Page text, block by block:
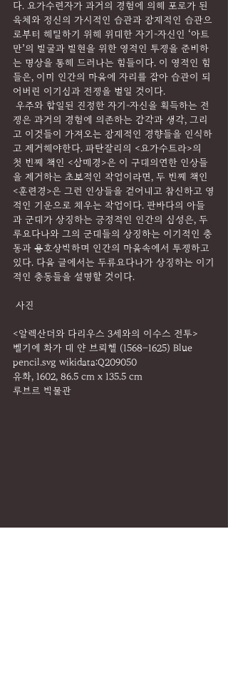
다. 요가수련자가 과거의 경험에 의해 포로가 된
육체와 정신의 가시적인 습관과 잠재적인 습관으
로부터 해탈하기 위해 위대한 자기-자신인 ‘아트
만’의 발굴과 발현을 위한 영적인 투쟁을 준비하
는 명상을 통해 드러나는 힘들이다. 이 영적인 힘
들은, 이미 인간의 마음에 자리를 잡아 습관이 되
어버린 이기심과 전쟁을 벌일 것이다.
쟁은 과거의 경험에 의존하는 감각과 생각, 그리
고 이것들이 가져오는 잠재적인 경향들을 인식하
고 제거해야한다. 파탄잘리의 <요가수트라>의
첫 번째 책인 <삼매경>은 이 구태의연한 인상들
을 제거하는 초보적인 작업이라면, 두 번째 책인
<훈련경>은 그런 인상들을 걷어내고 참신하고 영
적인 기운으로 채우는 작업이다. 판바다의 아들
과 군대가 상징하는 긍정적인 인간의 심성은, 두
루요다나와 그의 군대들의 상징하는 이기적인 충
동과 용호상박하며 인간의 마음속에서 투쟁하고
있다. 다음 글에서는 두류요다나가 상징하는 이기
적인 충동들을 설명할 것이다.
사진
<알렉산더와 다리우스 3세와의 이수스 전투>
벨기에 화가 대 얀 브뢰헬 (1568–1625) Blue
pencil.svg wikidata:Q209050
유화, 1602, 86.5 cm x 135.5 cm
루브르 박물관